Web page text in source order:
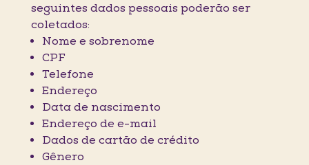
seguintes dados pessoais poderão ser
coletados:
Nome e sobrenome
CPF
Telefone
Endereço
Data de nascimento
Endereço de e-mail
Dados de cartão de crédito
Gênero